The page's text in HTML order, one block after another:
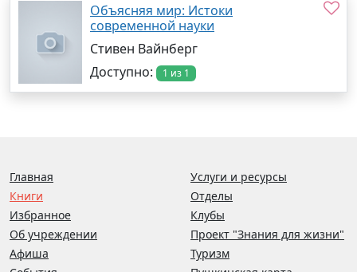
Объясняя мир: Истоки
современной науки
Стивен Вайнберг
Доступно:
1 из 1
Главная
Книги
Избранное
Об учреждении
Афиша
Услуги и ресурсы
Отделы
Клубы
Проект "Знания для жизни"
Туризм